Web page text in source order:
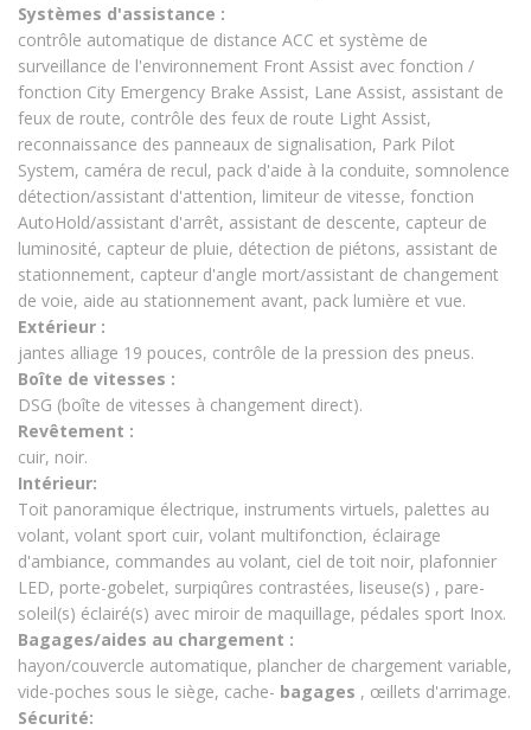
Systèmes d'assistance :
contrôle automatique de distance ACC et système de
surveillance de l'environnement Front Assist avec fonction /
fonction City Emergency Brake Assist, Lane Assist, assistant de
feux de route, contrôle des feux de route Light Assist,
reconnaissance des panneaux de signalisation, Park Pilot
System, caméra de recul, pack d'aide à la conduite, somnolence
détection/assistant d'attention, limiteur de vitesse, fonction
AutoHold/assistant d'arrêt, assistant de descente, capteur de
luminosité, capteur de pluie, détection de piétons, assistant de
stationnement, capteur d'angle mort/assistant de changement
de voie, aide au stationnement avant, pack lumière et vue.
Extérieur :
jantes alliage 19 pouces, contrôle de la pression des pneus.
Boîte de vitesses :
DSG (boîte de vitesses à changement direct).
Revêtement :
cuir, noir.
Intérieur:
Toit panoramique électrique, instruments virtuels, palettes au
volant, volant sport cuir, volant multifonction, éclairage
d'ambiance, commandes au volant, ciel de toit noir, plafonnier
LED, porte-gobelet, surpiqûres contrastées, liseuse(s) , pare-
soleil(s) éclairé(s) avec miroir de maquillage, pédales sport Inox.
Bagages/aides au chargement :
hayon/couvercle automatique, plancher de chargement variable,
vide-poches sous le siège, cache- bagages , œillets d'arrimage.
Sécurité: